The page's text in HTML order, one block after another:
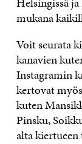
mukana
Voit seurata
kanavien
Instagramin
kertovat
kuten
Pinsku,
alta